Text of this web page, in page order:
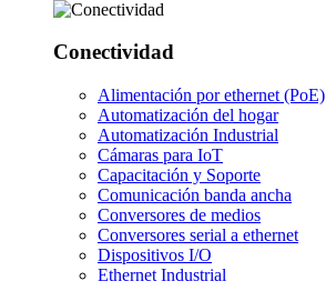
Conectividad
Alimentación por ethernet (PoE)
Automatización del hogar
Automatización Industrial
Cámaras para IoT
Capacitación y Soporte
Comunicación banda ancha
Conversores de medios
Conversores serial a ethernet
Dispositivos I/O
Ethernet Industrial